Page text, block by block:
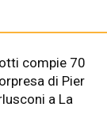
compie 70
di Pier
a La